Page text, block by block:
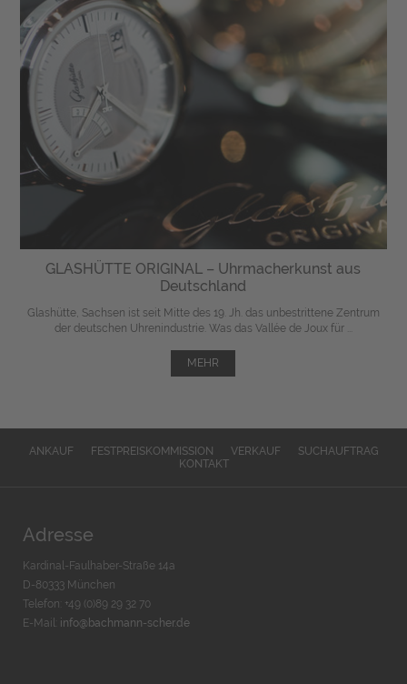
GLASHÜTTE ORIGINAL – Uhrmacherkunst aus
Deutschland
Glashütte, Sachsen ist seit Mitte des 19. Jh. das unbestrittene Zentrum
der deutschen Uhrenindustrie. Was das Vallée de Joux für ...
MEHR
ANKAUF FESTPREISKOMMISSION VERKAUF
SUCHAUFTRAG
KONTAKT
Adresse
Kardinal-Faulhaber-Straße 14a
D-80333 München
Telefon: +49 (0)89 29 32 70
E-Mail: info@bachmann-scher.de